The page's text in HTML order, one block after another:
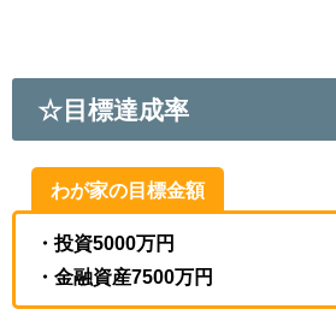
☆目標達成率
わが家の目標金額
・投資5000万円
・金融資産7500万円